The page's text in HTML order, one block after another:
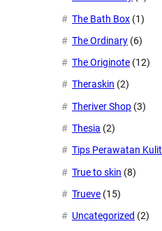
The Bath Box (1)
The Ordinary (6)
The Originote (12)
Theraskin (2)
Theriver Shop (3)
Thesia (2)
Tips Perawatan Kulit
True to skin (8)
Trueve (15)
Uncategorized (2)